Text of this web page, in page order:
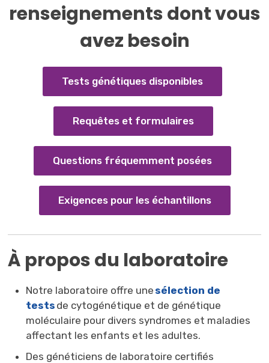
renseignements dont vous
avez besoin
Tests génétiques disponibles
Requêtes et formulaires
Questions fréquemment posées
Exigences pour les échantillons
À propos du laboratoire
Notre laboratoire offre une sélection de
tests de cytogénétique et de génétique
moléculaire pour divers syndromes et maladies
affectant les enfants et les adultes.
Des généticiens de laboratoire certifiés